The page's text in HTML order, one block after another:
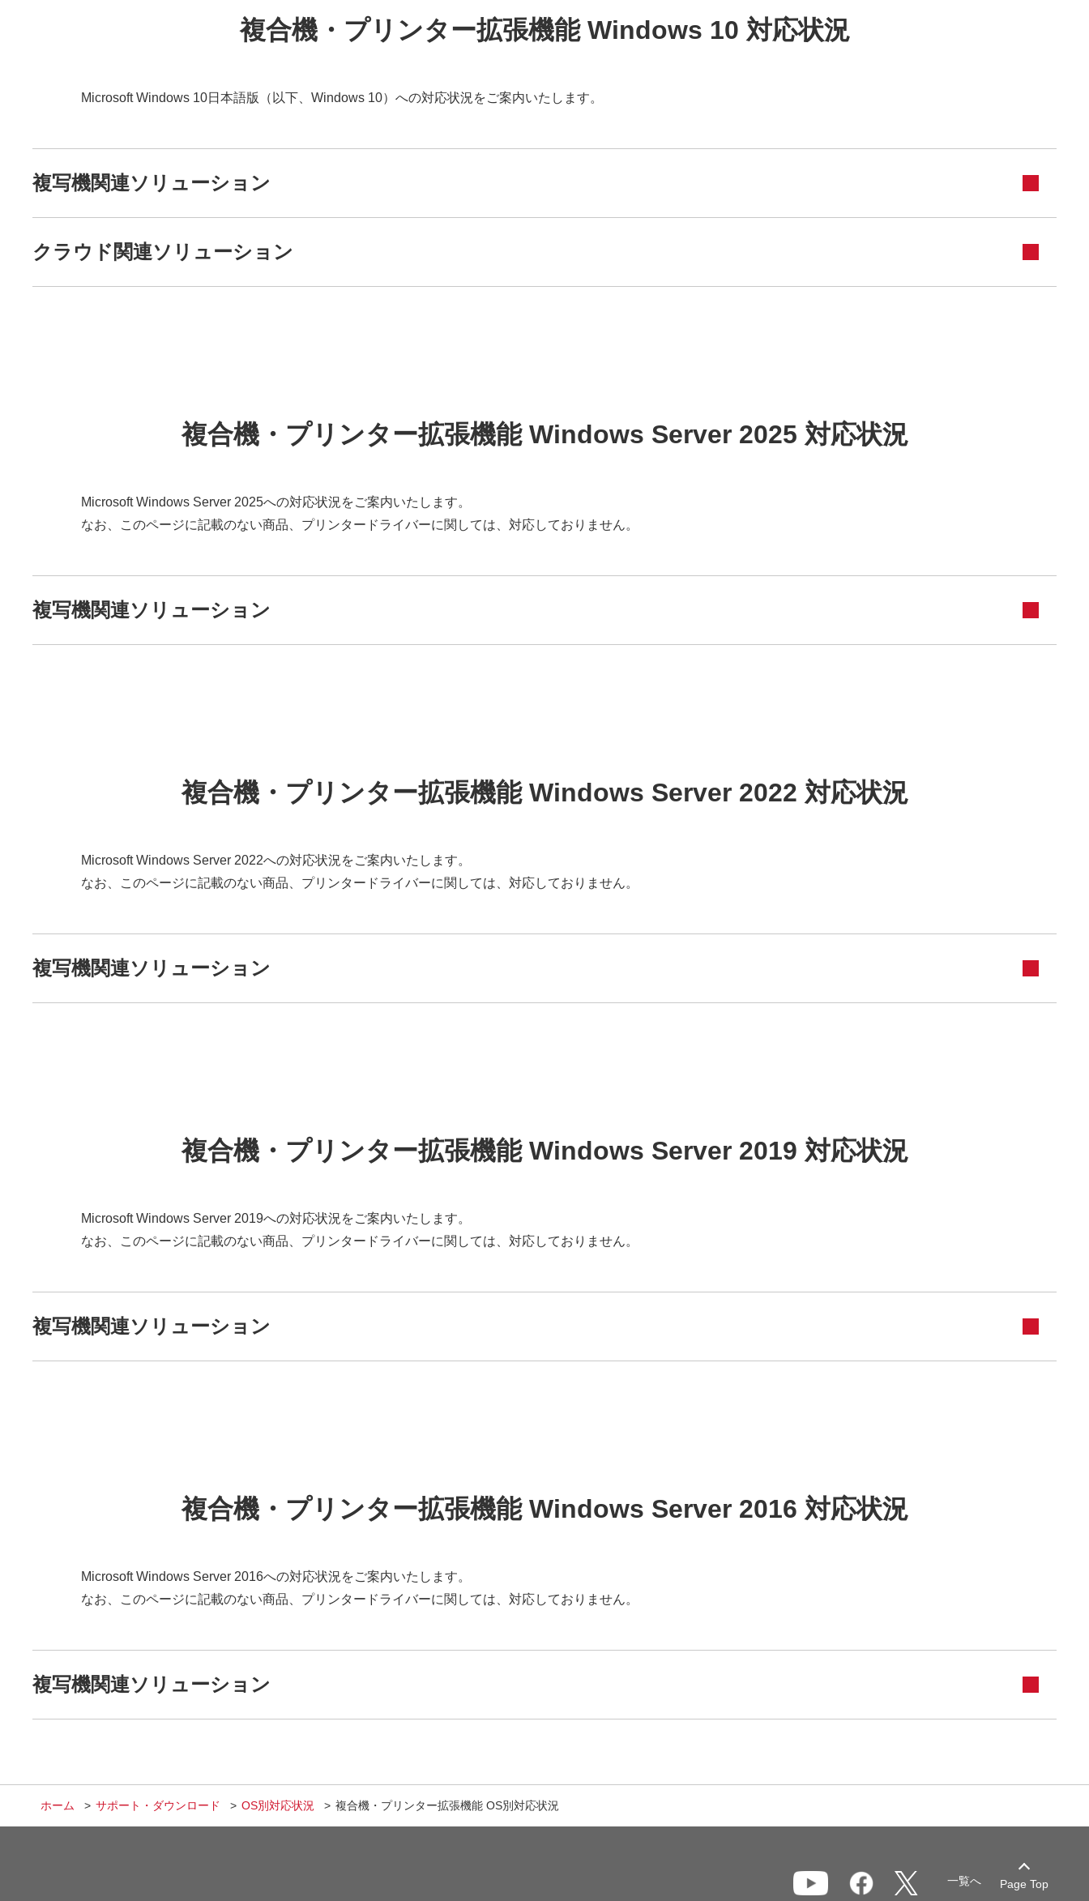
複合機・プリンター拡張機能 Windows 10 対応状況
Microsoft Windows 10日本語版（以下、Windows 10）への対応状況をご案内いたします。
複写機関連ソリューション
クラウド関連ソリューション
複合機・プリンター拡張機能 Windows Server 2025 対応状況
Microsoft Windows Server 2025への対応状況をご案内いたします。
なお、このページに記載のない商品、プリンタードライバーに関しては、対応しておりません。
複写機関連ソリューション
複合機・プリンター拡張機能 Windows Server 2022 対応状況
Microsoft Windows Server 2022への対応状況をご案内いたします。
なお、このページに記載のない商品、プリンタードライバーに関しては、対応しておりません。
複写機関連ソリューション
複合機・プリンター拡張機能 Windows Server 2019 対応状況
Microsoft Windows Server 2019への対応状況をご案内いたします。
なお、このページに記載のない商品、プリンタードライバーに関しては、対応しておりません。
複写機関連ソリューション
複合機・プリンター拡張機能 Windows Server 2016 対応状況
Microsoft Windows Server 2016への対応状況をご案内いたします。
なお、このページに記載のない商品、プリンタードライバーに関しては、対応しておりません。
複写機関連ソリューション
ホーム サポート・ダウンロード OS別対応状況 複合機・プリンター拡張機能 OS別対応状況
Page Top
一覧へ